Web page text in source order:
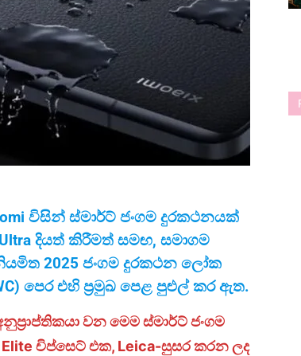
විසින් ස්මාර්ට් ජංගම දුරකථනයක්
දියත් කිරීමත් සමඟ, සමාගම
2025 ජංගම දුරකථන ලෝක
පෙර එහි ප්‍රමුඛ පෙළ පුළුල් කර ඇත.
වන මෙම ස්මාර්ට් ජංගම
චිප්සෙට් එක, Leica-සුසර කරන ලද